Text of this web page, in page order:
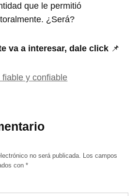
que le permitió
¿Será?
va a interesar, dale click 📌
fiable y confiable
no será publicada. Los campos
con*